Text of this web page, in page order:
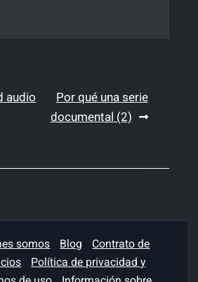
audio
Por qué una serie
documental (2)
somos Blog
Contrato de
Política de privacidad y